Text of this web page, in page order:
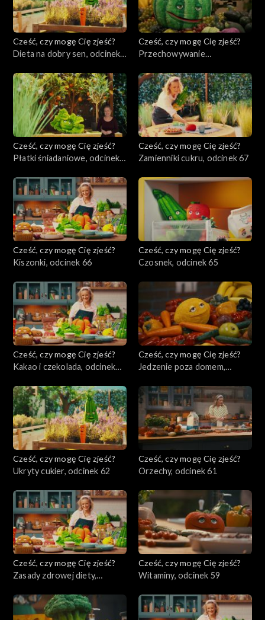
Cześć, czy mogę Cię zjeść?
Dieta na dobry sen, odcinek
Cześć, czy mogę Cię zjeść?
Przechowywanie
Cześć, czy mogę Cię zjeść?
Płatki śniadaniowe, odcinek
Cześć, czy mogę Cię zjeść?
Zamienniki cukru, odcinek 67
Cześć, czy mogę Cię zjeść?
Kiszonki, odcinek 66
Cześć, czy mogę Cię zjeść?
Czosnek, odcinek 65
Cześć, czy mogę Cię zjeść?
Kakao i czekolada, odcinek
Cześć, czy mogę Cię zjeść?
Jedzenie poza domem,
Cześć, czy mogę Cię zjeść?
Ukryty cukier, odcinek 62
Cześć, czy mogę Cię zjeść?
Orzechy, odcinek 61
Cześć, czy mogę Cię zjeść?
Zasady zdrowej diety,
Cześć, czy mogę Cię zjeść?
Witaminy, odcinek 59